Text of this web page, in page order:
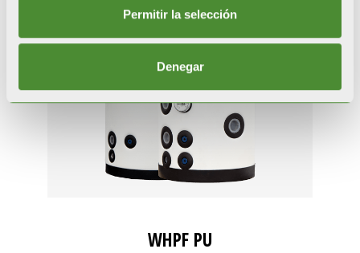
Permitir la selección
Denegar
WHPF PU